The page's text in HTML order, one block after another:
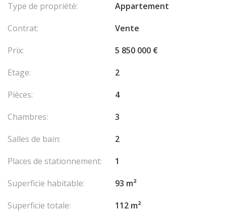
Type de propriété:
Appartement
Contrat:
Vente
Prix:
5 850 000 €
Etage:
2
Pièces:
4
Chambres:
3
Salles de bain:
2
Places de stationnement:
1
Superficie habitable:
93 m²
Superficie totale:
112 m²